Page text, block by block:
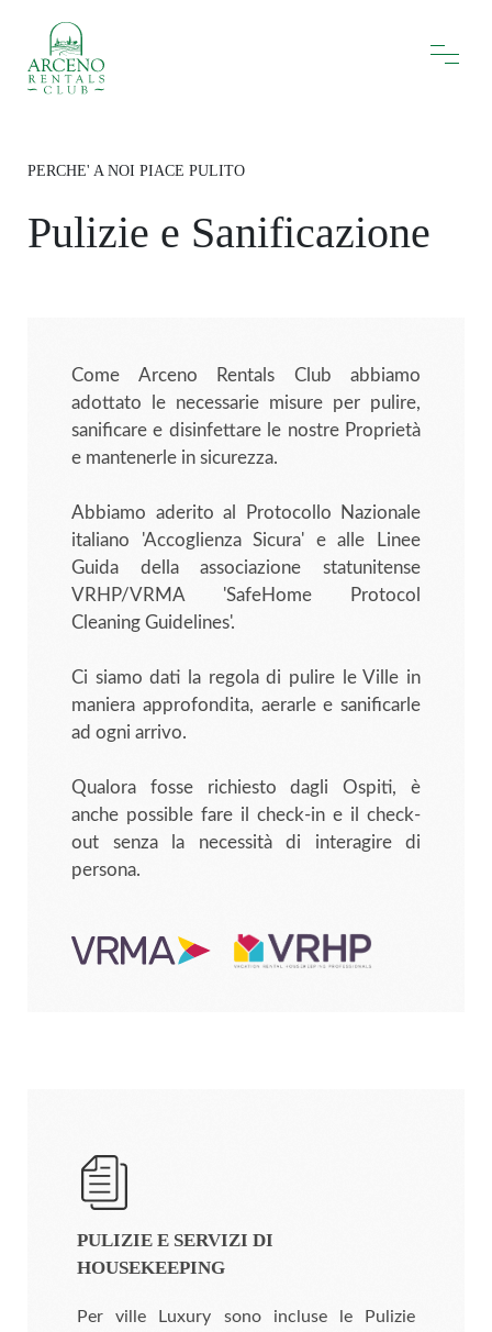
PERCHE' A NOI PIACE PULITO
Pulizie e Sanificazione
Come Arceno Rentals Club abbiamo
adottato le necessarie misure per pulire,
sanificare e disinfettare le nostre Proprietà
e mantenerle in sicurezza.
Abbiamo aderito al Protocollo Nazionale
italiano 'Accoglienza Sicura' e alle Linee
Guida della associazione statunitense
VRHP/VRMA 'SafeHome Protocol
Cleaning Guidelines'.
Ci siamo dati la regola di pulire le Ville in
maniera approfondita, aerarle e sanificarle
ad ogni arrivo.
Qualora fosse richiesto dagli Ospiti, è
anche possible fare il check-in e il check-
out senza la necessità di interagire di
persona.
PULIZIE E SERVIZI DI
HOUSEKEEPING
Per ville Luxury sono incluse le Pulizie